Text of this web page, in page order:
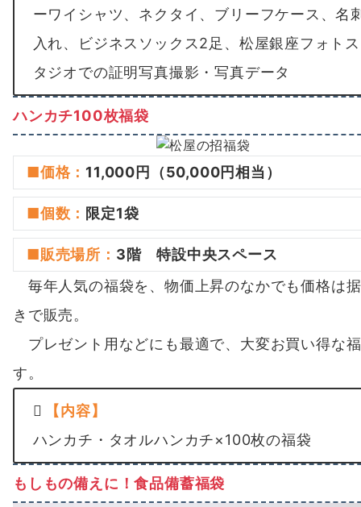
ーワイシャツ、ネクタイ、ブリーフケース、名
入れ、ビジネスソックス2足、松屋銀座フォトス
タジオでの証明写真撮影・写真データ
ハンカチ100枚福袋
■価格： 11,000円（50,000円相当）
■個数 ： 限定1袋
■販売場所 ： 3階 特設中央スペース
毎年人気の福袋を、物価上昇のなかでも価格は
きで販売。
プレゼント用などにも最適で、大変お買い得な
す。
【内容】
ハンカチ・タオルハンカチ×100枚の福袋
もしもの備えに！食品備蓄福袋